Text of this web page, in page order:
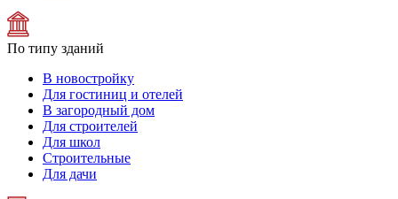
По типу зданий
В новостройку
Для гостиниц и отелей
В загородный дом
Для строителей
Для школ
Строительные
Для дачи